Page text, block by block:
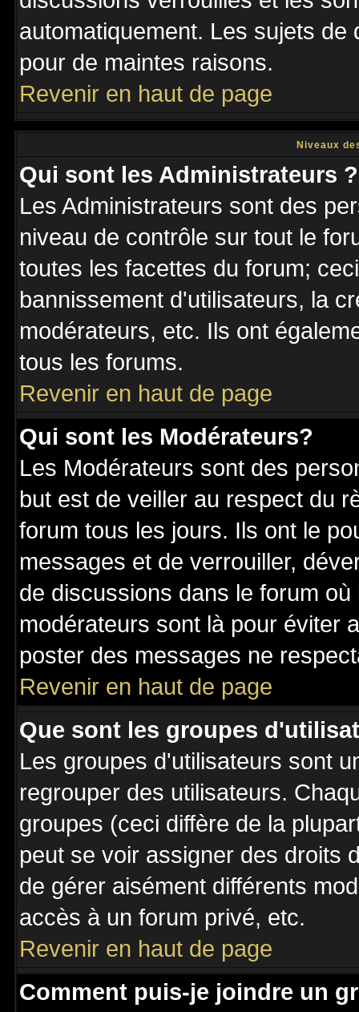
automatiquement. Les sujets
pour de maintes raisons.
Revenir en haut de page
Niveaux
Qui sont les Administrateurs ?
Les Administrateurs sont des
niveau de contrôle sur tout le
toutes les facettes du forum;
bannissement d'utilisateurs, la
modérateurs, etc. Ils ont
tous les forums.
Revenir en haut de page
Qui sont les Modérateurs?
Les Modérateurs sont des
but est de veiller au respect du
forum tous les jours. Ils ont le
messages et de verrouiller,
de discussions dans le forum
modérateurs sont là pour éviter
poster des messages ne
Revenir en haut de page
Que sont les groupes
Les groupes d'utilisateurs sont
regrouper des utilisateurs.
groupes (ceci diffère de la
peut se voir assigner des droits
de gérer aisément différents
accès à un forum privé, etc.
Revenir en haut de page
Comment puis-je joindre un